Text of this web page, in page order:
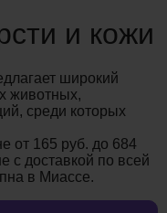
и кожи
широкий
животных,
среди которых
от 165 руб. до 684
с доставкой по всей
в Миассе.